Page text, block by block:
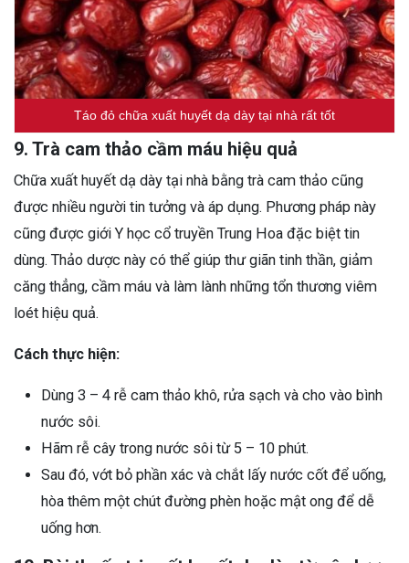
Táo đỏ chữa xuất huyết dạ dày tại nhà rất tốt
9. Trà cam thảo cầm máu hiệu quả
Chữa xuất huyết dạ dày tại nhà bằng trà cam thảo cũng
được nhiều người tin tưởng và áp dụng. Phương pháp này
cũng được giới Y học cổ truyền Trung Hoa đặc biệt tin
dùng. Thảo dược này có thể giúp thư giãn tinh thần, giảm
căng thẳng, cầm máu và làm lành những tổn thương viêm
loét hiệu quả.
Cách thực hiện:
Dùng 3 – 4 rễ cam thảo khô, rửa sạch và cho vào bình
nước sôi.
Hãm rễ cây trong nước sôi từ 5 – 10 phút.
Sau đó, vớt bỏ phần xác và chắt lấy nước cốt để uống,
hòa thêm một chút đường phèn hoặc mật ong để dễ
uống hơn.